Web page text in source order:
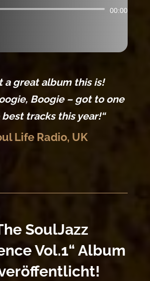
Audio-
00:00
a great album this is!
Boogie – got to one
tracks this year!“
Life Radio, UK
SoulJazz
Vol.1“ Album